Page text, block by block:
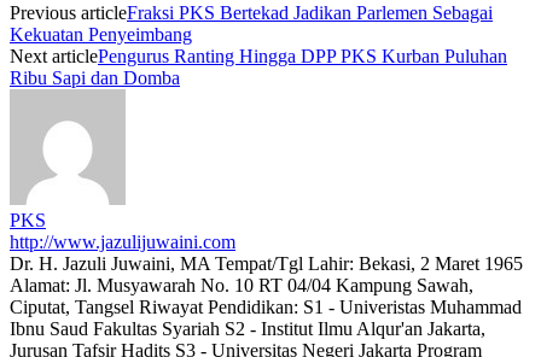
Previous articleFraksi PKS Bertekad Jadikan Parlemen Sebagai
Kekuatan Penyeimbang
Next articlePengurus Ranting Hingga DPP PKS Kurban Puluhan
Ribu Sapi dan Domba
PKS
http://www.jazulijuwaini.com
Dr. H. Jazuli Juwaini, MA Tempat/Tgl Lahir: Bekasi, 2 Maret 1965
Alamat: Jl. Musyawarah No. 10 RT 04/04 Kampung Sawah,
Ciputat, Tangsel Riwayat Pendidikan: S1 - Univeristas Muhammad
Ibnu Saud Fakultas Syariah S2 - Institut Ilmu Alqur'an Jakarta,
Jurusan Tafsir Hadits S3 - Universitas Negeri Jakarta Program